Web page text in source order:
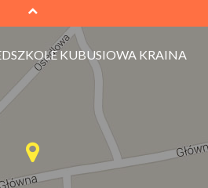
KUBUSIOWA KRAINA